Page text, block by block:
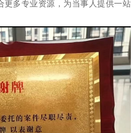
更多专业资源，为当事人提供一站